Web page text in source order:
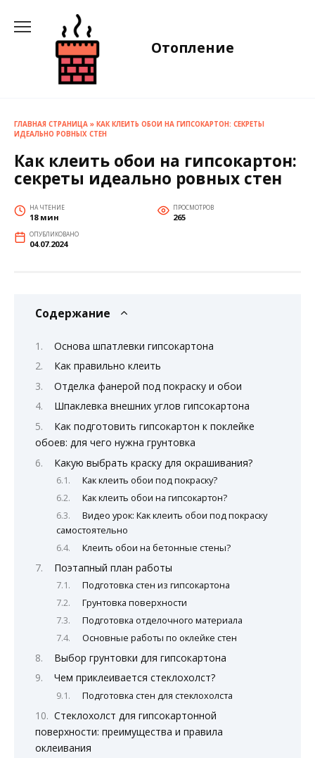
содержанию
Отопление
ГЛАВНАЯ СТРАНИЦА » КАК КЛЕИТЬ ОБОИ НА ГИПСОКАРТОН: СЕКРЕТЫ
ИДЕАЛЬНО РОВНЫХ СТЕН
Как клеить обои на гипсокартон:
секреты идеально ровных стен
НА ЧТЕНИЕ
18 мин
ПРОСМОТРОВ
265
ОПУБЛИКОВАНО
04.07.2024
Содержание
Основа шпатлевки гипсокартона
Как правильно клеить
Отделка фанерой под покраску и обои
Шпаклевка внешних углов гипсокартона
Как подготовить гипсокартон к поклейке
обоев: для чего нужна грунтовка
Какую выбрать краску для окрашивания?
Как клеить обои под покраску?
Как клеить обои на гипсокартон?
Видео урок: Как клеить обои под покраску
самостоятельно
Клеить обои на бетонные стены?
Поэтапный план работы
Подготовка стен из гипсокартона
Грунтовка поверхности
Подготовка отделочного материала
Основные работы по оклейке стен
Выбор грунтовки для гипсокартона
Чем приклеивается стеклохолст?
Подготовка стен для стеклохолста
Стеклохолст для гипсокартонной
поверхности: преимущества и правила
оклеивания